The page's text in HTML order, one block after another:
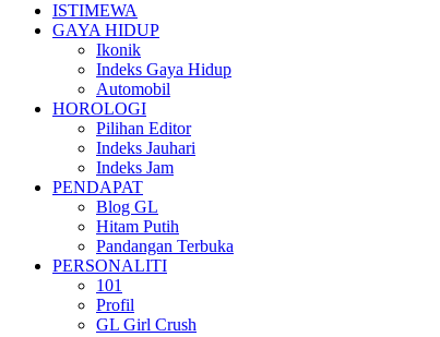
ISTIMEWA
GAYA HIDUP
Ikonik
Indeks Gaya Hidup
Automobil
HOROLOGI
Pilihan Editor
Indeks Jauhari
Indeks Jam
PENDAPAT
Blog GL
Hitam Putih
Pandangan Terbuka
PERSONALITI
101
Profil
GL Girl Crush